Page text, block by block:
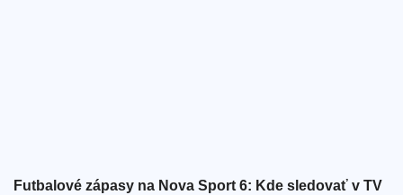
Futbalové zápasy na Nova Sport 6: Kde sledovať v TV